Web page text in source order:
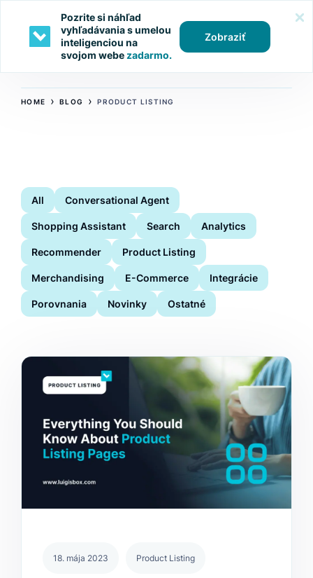
HOME ›BLOG ›PRODUCT LISTING
All Conversational Agent
Shopping Assistant Search Analytics
Recommender Product Listing
Merchandising E-Commerce Integrácie
Porovnania Novinky Ostatné
18. mája 2023 Product Listing
Pozrite si náhľad
vyhľadávania s umelou
inteligenciou na
svojom webe zadarmo.
Zobraziť